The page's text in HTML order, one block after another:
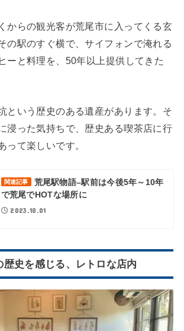
からの観光客が荒尾市に入ってくる玄
の駅のすぐ横で、サイフォンで淹れる
ーと料理を、50年以上提供してきた
という歴史のある遺産があります。そ
浸った気持ちで、歴史ある喫茶店に行
って楽しいです。
関連記事
荒尾駅物語–駅前は今後5年～10年
で荒尾でHOTな場所に
2023.10.01
歴史を感じる、レトロな店内